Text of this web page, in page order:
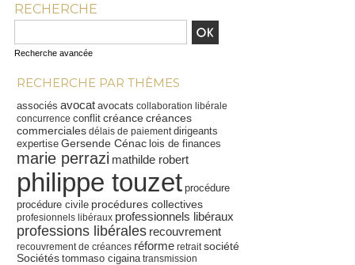
RECHERCHE
Recherche avancée
RECHERCHE PAR THÈMES
associés avocat avocats collaboration libérale
concurrence conflit créancecréances
commerciales délais de paiement dirigeants
expertise Gersende Cénac lois de finances
marie perrazi mathilde robert
philippe touzet procédure
procédure civile procédures collectives
profesionnels libéraux professionnels libéraux
professions libérales recouvrement
recouvrement de créances réforme retrait société
Sociétés tommaso cigaina transmission